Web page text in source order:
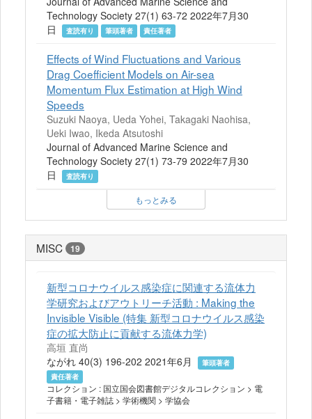
Technology Society 27(1) 63-72 2022年7月30
日
査読有り 筆頭著者 責任著者
Effects of Wind Fluctuations and Various
Drag Coefficient Models on Air-sea
Momentum Flux Estimation at High Wind
Speeds
Suzuki Naoya, Ueda Yohei, Takagaki Naohisa,
Ueki Iwao, Ikeda Atsutoshi
Journal of Advanced Marine Science and
Technology Society 27(1) 73-79 2022年7月30
日
査読有り
もっとみる
MISC 19
新型コロナウイルス感染症に関連する流体力
学研究およびアウトリーチ活動 : Making the
Invisible Visible (特集 新型コロナウイルス感染
症の拡大防止に貢献する流体力学)
高垣 直尚
ながれ 40(3) 196-202 2021年6月
筆頭著者
責任著者
コレクション : 国立国会図書館デジタルコレクション > 電
子書籍・電子雑誌 > 学術機関 > 学協会